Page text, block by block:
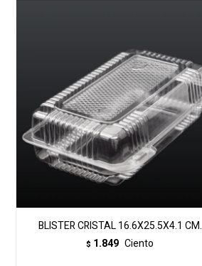
BLISTER CRISTAL 16.6X25.5X4.1 CM.
$ 1.849 Ciento